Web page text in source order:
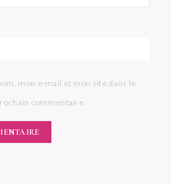
mon e-mail et mon site dans le
commentaire.